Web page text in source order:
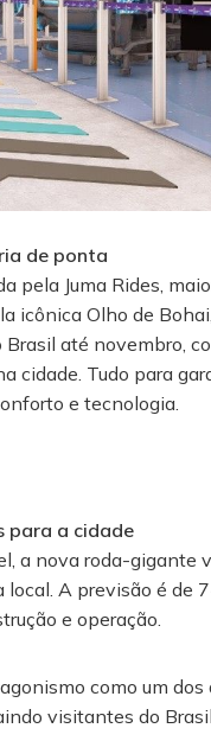
de ponta
pela Juma Rides,
icônica Olho de
até novembro,
cidade. Tudo para
e tecnologia.
para a cidade
a nova roda-gigante
A previsão é de
e operação.
como um
visitantes do